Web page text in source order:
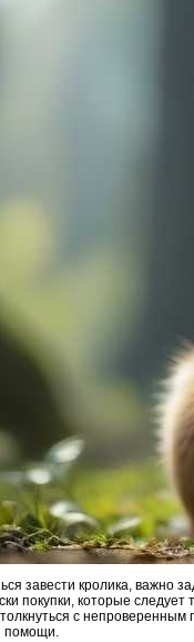
завести кролика, важно
покупки, которые
с
помощи.